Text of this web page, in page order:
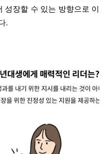
장할 수 있는 방향으로 이
.